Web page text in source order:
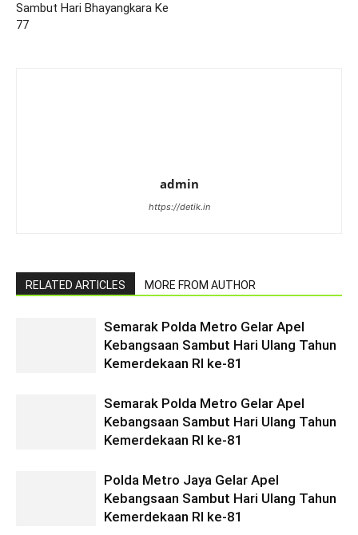
Sambut Hari Bhayangkara Ke
77
admin
https://detik.in
RELATED ARTICLES MORE FROM AUTHOR
Semarak Polda Metro Gelar Apel
Kebangsaan Sambut Hari Ulang Tahun
Kemerdekaan RI ke-81
Semarak Polda Metro Gelar Apel
Kebangsaan Sambut Hari Ulang Tahun
Kemerdekaan RI ke-81
Polda Metro Jaya Gelar Apel
Kebangsaan Sambut Hari Ulang Tahun
Kemerdekaan RI ke-81